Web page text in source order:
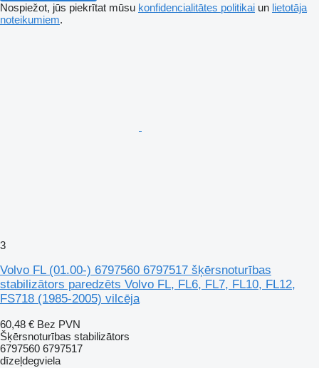
Nospiežot, jūs piekrītat mūsu konfidencialitātes politikai un lietotāja
noteikumiem.
3
Volvo FL (01.00-) 6797560 6797517 šķērsnoturības
stabilizātors paredzēts Volvo FL, FL6, FL7, FL10, FL12,
FS718 (1985-2005) vilcēja
60,48 € Bez PVN
Šķērsnoturības stabilizātors
6797560 6797517
dīzeļdegviela